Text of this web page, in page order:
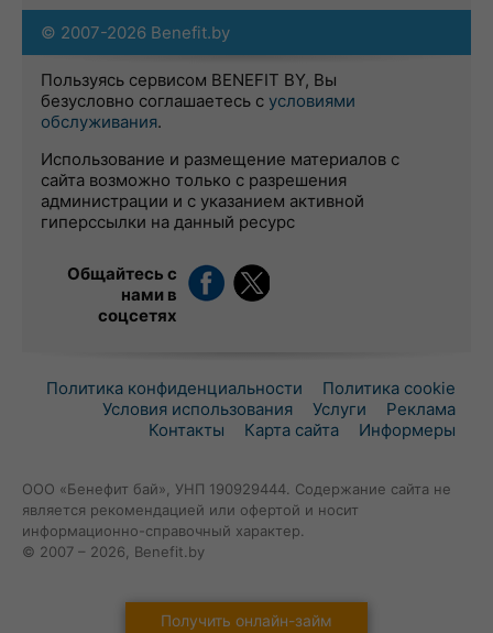
© 2007-2026 Benefit.by
Пользуясь сервисом BENEFIT BY, Вы
безусловно соглашаетесь с условиями
обслуживания.
Использование и размещение материалов с
сайта возможно только с разрешения
администрации и с указанием активной
гиперссылки на данный ресурс
Общайтесь с
нами в
соцсетях
Политика конфиденциальности
Политика cookie
Условия использования
Услуги
Реклама
Контакты
Карта сайта Информеры
ООО «Бенефит бай», УНП 190929444. Содержание сайта не
является рекомендацией или офертой и носит
информационно-справочный характер.
© 2007 – 2026, Benefit.by
Получить онлайн-займ